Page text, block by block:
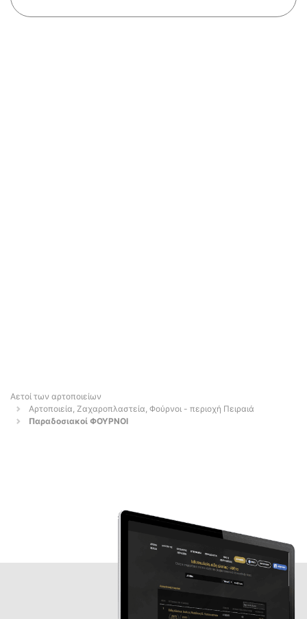
Αετοί των αρτοποιείων
Αρτοποιεία, Ζαχαροπλαστεία, Φούρνοι - περιοχή Πειραιά
Παραδοσιακοί ΦΟΥΡΝΟΙ